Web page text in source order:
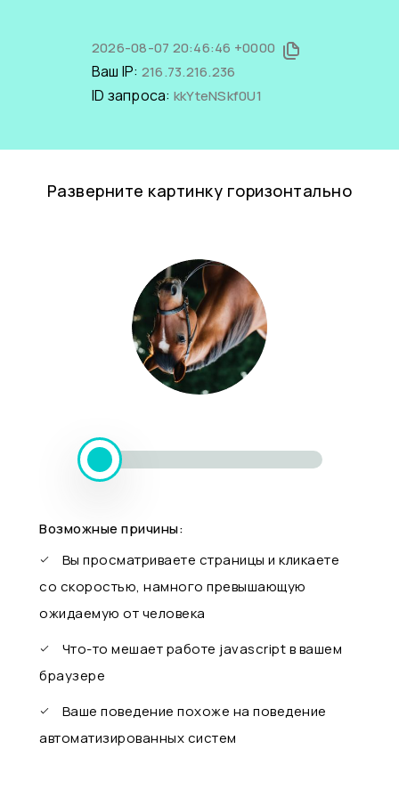
2026-08-07 20:46:46 +0000
Ваш IP: 216.73.216.236
ID запроса: kkYteNSkf0U1
Разверните картинку горизонтально
Возможные причины:
Вы просматриваете страницы и кликаете
со скоростью, намного превышающую
ожидаемую от человека
Что-то мешает работе javascript в вашем
браузере
Ваше поведение похоже на поведение
автоматизированных систем